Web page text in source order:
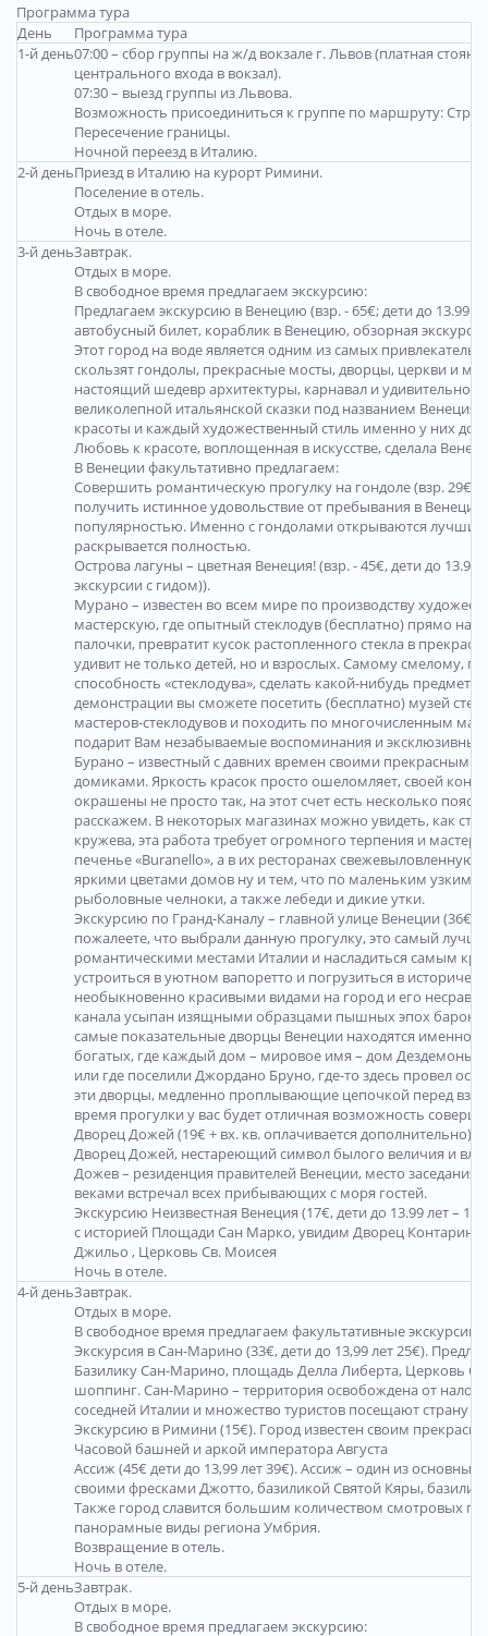
Программа тура
День
Программа тура
1-й день07:00 – сбор группы на ж/д вокзале г. Львов (платная
центрального входа в вокзал).
07:30 – выезд группы из Львова.
Возможность присоединиться к группе по маршруту:
Пересечение границы.
Ночной переезд в Италию.
2-й деньПриезд в Италию на курорт Римини.
Поселение в отель.
Отдых в море.
Ночь в отеле.
3-й деньЗавтрак.
Отдых в море.
В свободное время предлагаем экскурсию:
Предлагаем экскурсию в Венецию (взр. - 65€; дети до 13.99
автобусный билет, кораблик в Венецию, обзорная
Этот город на воде является одним из самых
скользят гондолы, прекрасные мосты, дворцы, церкви и
настоящий шедевр архитектуры, карнавал и удивительно
великолепной итальянской сказки под названием
красоты и каждый художественный стиль именно у них
Любовь к красоте, воплощенная в искусстве, сделала
В Венеции факультативно предлагаем:
Совершить романтическую прогулку на гондоле (взр. 29€;
получить истинное удовольствие от пребывания в
популярностью. Именно с гондолами открываются лучшие
раскрывается полностью.
Острова лагуны – цветная Венеция! (взр. - 45€, дети до 13.99
экскурсии с гидом)).
Мурано – известен во всем мире по производству
мастерскую, где опытный стеклодув (бесплатно) прямо на
палочки, превратит кусок растопленного стекла в
удивит не только детей, но и взрослых. Самому смелому,
способность «стеклодува», сделать какой-нибудь
демонстрации вы сможете посетить (бесплатно) музей
мастеров-стеклодувов и походить по многочисленным
подарит Вам незабываемые воспоминания и эксклюзивные
Бурано – известный с давних времен своими
домиками. Яркость красок просто ошеломляет, своей
окрашены не просто так, на этот счет есть несколько
расскажем. В некоторых магазинах можно увидеть, как
кружева, эта работа требует огромного терпения и
печенье «Buranello», а в их ресторанах свежевыловленную
яркими цветами домов ну и тем, что по маленьким узким
рыболовные челноки, а также лебеди и дикие утки.
Экскурсию по Гранд-Каналу – главной улице Венеции (36€,
пожалеете, что выбрали данную прогулку, это самый
романтическими местами Италии и насладиться самым
устроиться в уютном вапоретто и погрузиться в
необыкновенно красивыми видами на город и его
канала усыпан изящными образцами пышных эпох
самые показательные дворцы Венеции находятся именно
богатых, где каждый дом – мировое имя – дом Дездемоны,
или где поселили Джордано Бруно, где-то здесь провел
эти дворцы, медленно проплывающие цепочкой перед
время прогулки у вас будет отличная возможность
Дворец Дожей (19€ + вх. кв. оплачивается дополнительно).
Дворец Дожей, нестареющий символ былого величия и
Дожев – резиденция правителей Венеции, место заседания
веками встречал всех прибывающих с моря гостей.
Экскурсию Неизвестная Венеция (17€, дети до 13.99 лет –
с историей Площади Сан Марко, увидим Дворец
Джильо , Церковь Св. Моисея
Ночь в отеле.
4-й деньЗавтрак.
Отдых в море.
В свободное время предлагаем факультативные экскурсии
Экскурсия в Сан-Марино (33€, дети до 13,99 лет 25€).
Базилику Сан-Марино, площадь Делла Либерта, Церковь
шоппинг. Сан-Марино – территория освобождена от
соседней Италии и множество туристов посещают страну с
Экскурсию в Римини (15€). Город известен своим
Часовой башней и аркой императора Августа
Ассиж (45€ дети до 13,99 лет 39€). Ассиж – один из
своими фресками Джотто, базиликой Святой Кяры,
Также город славится большим количеством смотровых
панорамные виды региона Умбрия.
Возвращение в отель.
Ночь в отеле.
5-й деньЗавтрак.
Отдых в море.
В свободное время предлагаем экскурсию: